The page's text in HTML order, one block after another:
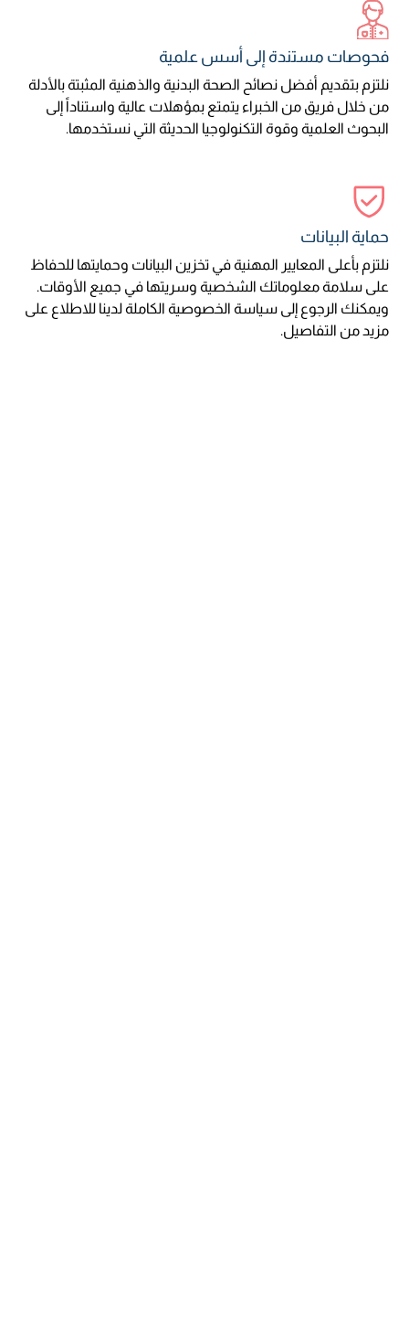
فحوصات مستندة إلى أسس علمية
نلتزم بتقديم أفضل نصائح الصحة البدنية والذهنية المثبتة بالأدلة
من خلال فريق من الخبراء يتمتع بمؤهلات عالية واستناداً إلى
البحوث العلمية وقوة التكنولوجيا الحديثة التي نستخدمها.
حماية البيانات
نلتزم بأعلى المعايير المهنية في تخزين البيانات وحمايتها للحفاظ
على سلامة معلوماتك الشخصية وسريتها في جميع الأوقات.
ويمكنك الرجوع إلى سياسة الخصوصية الكاملة لدينا للاطلاع على
مزيد من التفاصيل.